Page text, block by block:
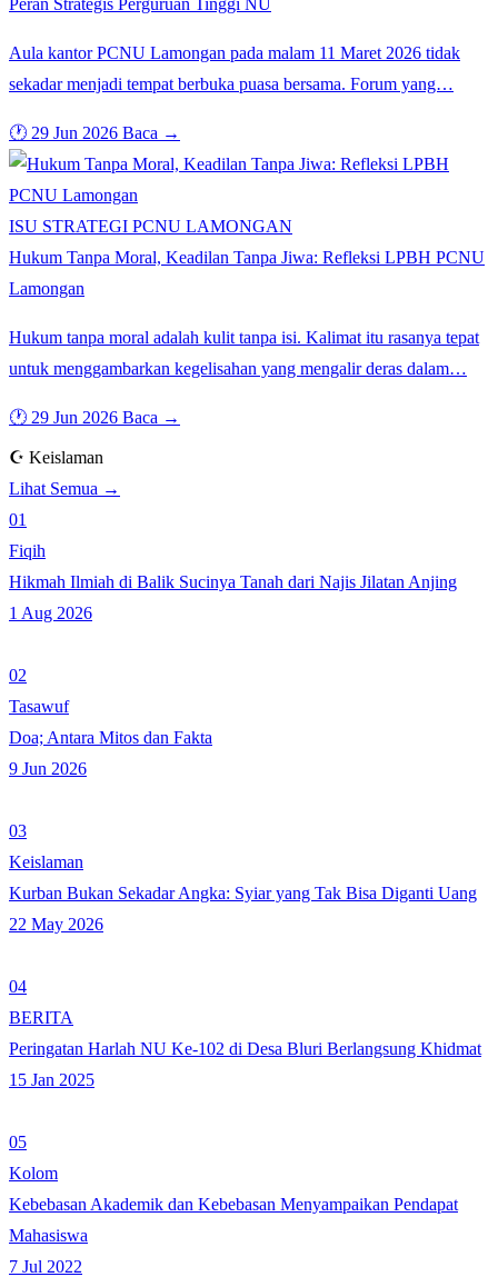
Aula kantor PCNU Lamongan pada malam 11 Maret 2026 tidak
sekadar menjadi tempat berbuka puasa bersama. Forum yang…
🕐 29 Jun 2026 Baca →
ISU STRATEGI PCNU LAMONGAN
Hukum Tanpa Moral, Keadilan Tanpa Jiwa: Refleksi LPBH PCNU
Lamongan
Hukum tanpa moral adalah kulit tanpa isi. Kalimat itu rasanya tepat
untuk menggambarkan kegelisahan yang mengalir deras dalam…
🕐 29 Jun 2026 Baca →
☪️ Keislaman
Lihat Semua →
01
Fiqih
Hikmah Ilmiah di Balik Sucinya Tanah dari Najis Jilatan Anjing
1 Aug 2026
02
Tasawuf
Doa; Antara Mitos dan Fakta
9 Jun 2026
03
Keislaman
Kurban Bukan Sekadar Angka: Syiar yang Tak Bisa Diganti Uang
22 May 2026
04
BERITA
Peringatan Harlah NU Ke-102 di Desa Bluri Berlangsung Khidmat
15 Jan 2025
05
Kolom
Kebebasan Akademik dan Kebebasan Menyampaikan Pendapat
Mahasiswa
7 Jul 2022